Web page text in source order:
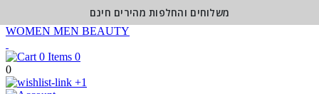
WOMEN MEN BEAUTY
0
0
+1
משלוחים והחלפות מהירים חינם